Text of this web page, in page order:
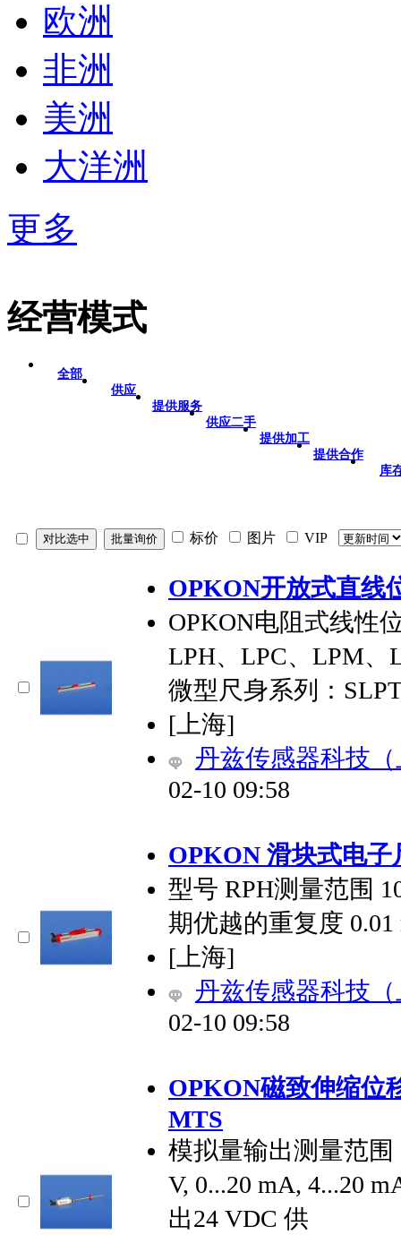
欧洲
非洲
美洲
大洋洲
更多
经营模式
全部
供应
提供服务
供应二手
提供加工
提供合作
库
标价 图片 VIP
OPKON开放式直线
OPKON电阻式线性
LPH、LPC、LPM、
微型尺身系列：
[上海]
丹兹传感器科技
02-10 09:58
OPKON 滑块式电
型号 RPH测量范围
期优越的重复度
[上海]
丹兹传感器科技
02-10 09:58
OPKON磁致伸缩位
MTS
模拟量输出测量范围
V, 0...20 mA, 4...20
出24 VDC 供